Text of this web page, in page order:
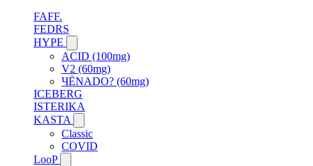
FAFF.
FEDRS
HYPE
ACID (100mg)
V2 (60mg)
ЧЁNADO? (60mg)
ICEBERG
ISTERIKA
KASTA
Classic
COVID
LooP